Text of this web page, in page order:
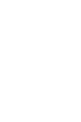
αστυνομικούς, οι
εκπαίδευσή
καθήκοντα.
ο Δήμος
οποία θα
μετακινήσεις